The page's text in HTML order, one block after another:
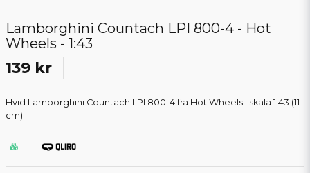
Lamborghini Countach LPI 800-4 - Hot
Wheels - 1:43
139 kr
Hvid Lamborghini Countach LPI 800-4 fra Hot Wheels i skala 1:43 (11
cm).